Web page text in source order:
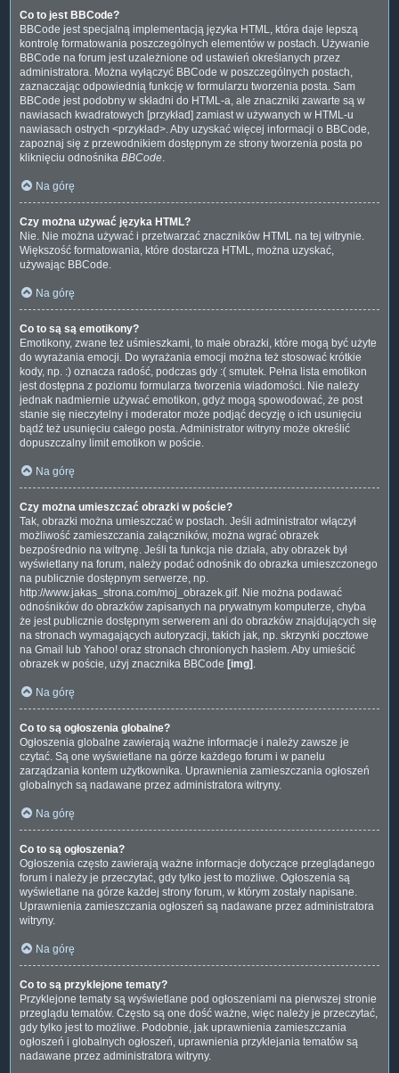
Co to jest BBCode?
BBCode jest specjalną implementacją języka HTML, która daje lepszą
kontrolę formatowania poszczególnych elementów w postach. Używanie
BBCode na forum jest uzależnione od ustawień określanych przez
administratora. Można wyłączyć BBCode w poszczególnych postach,
zaznaczając odpowiednią funkcję w formularzu tworzenia posta. Sam
BBCode jest podobny w składni do HTML-a, ale znaczniki zawarte są w
nawiasach kwadratowych [przykład] zamiast w używanych w HTML-u
nawiasach ostrych <przykład>. Aby uzyskać więcej informacji o BBCode,
zapoznaj się z przewodnikiem dostępnym ze strony tworzenia posta po
kliknięciu odnośnika BBCode.
Na górę
Czy można używać języka HTML?
Nie. Nie można używać i przetwarzać znaczników HTML na tej witrynie.
Większość formatowania, które dostarcza HTML, można uzyskać,
używając BBCode.
Na górę
Co to są są emotikony?
Emotikony, zwane też uśmieszkami, to małe obrazki, które mogą być użyte
do wyrażania emocji. Do wyrażania emocji można też stosować krótkie
kody, np. :) oznacza radość, podczas gdy :( smutek. Pełna lista emotikon
jest dostępna z poziomu formularza tworzenia wiadomości. Nie należy
jednak nadmiernie używać emotikon, gdyż mogą spowodować, że post
stanie się nieczytelny i moderator może podjąć decyzję o ich usunięciu
bądź też usunięciu całego posta. Administrator witryny może określić
dopuszczalny limit emotikon w poście.
Na górę
Czy można umieszczać obrazki w poście?
Tak, obrazki można umieszczać w postach. Jeśli administrator włączył
możliwość zamieszczania załączników, można wgrać obrazek
bezpośrednio na witrynę. Jeśli ta funkcja nie działa, aby obrazek był
wyświetlany na forum, należy podać odnośnik do obrazka umieszczonego
na publicznie dostępnym serwerze, np.
http://www.jakas_strona.com/moj_obrazek.gif. Nie można podawać
odnośników do obrazków zapisanych na prywatnym komputerze, chyba
że jest publicznie dostępnym serwerem ani do obrazków znajdujących się
na stronach wymagających autoryzacji, takich jak, np. skrzynki pocztowe
na Gmail lub Yahoo! oraz stronach chronionych hasłem. Aby umieścić
obrazek w poście, użyj znacznika BBCode [img].
Na górę
Co to są ogłoszenia globalne?
Ogłoszenia globalne zawierają ważne informacje i należy zawsze je
czytać. Są one wyświetlane na górze każdego forum i w panelu
zarządzania kontem użytkownika. Uprawnienia zamieszczania ogłoszeń
globalnych są nadawane przez administratora witryny.
Na górę
Co to są ogłoszenia?
Ogłoszenia często zawierają ważne informacje dotyczące przeglądanego
forum i należy je przeczytać, gdy tylko jest to możliwe. Ogłoszenia są
wyświetlane na górze każdej strony forum, w którym zostały napisane.
Uprawnienia zamieszczania ogłoszeń są nadawane przez administratora
witryny.
Na górę
Co to są przyklejone tematy?
Przyklejone tematy są wyświetlane pod ogłoszeniami na pierwszej stronie
przeglądu tematów. Często są one dość ważne, więc należy je przeczytać,
gdy tylko jest to możliwe. Podobnie, jak uprawnienia zamieszczania
ogłoszeń i globalnych ogłoszeń, uprawnienia przyklejania tematów są
nadawane przez administratora witryny.